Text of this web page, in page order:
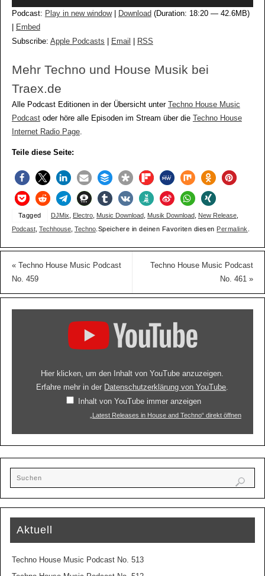
Podcast: Play in new window| Download (Duration: 18:20 — 42.6MB)
Embed
Subscribe: Apple Podcasts Email RSS
Mehr Techno und House Musik bei
Traex.de
Alle Podcast Editionen in der Übersicht unter Techno House Music
Podcastoder höre alle Episoden im Stream über die Techno House
Internet Radio Page.
Teile diese Seite:
Tagged DJMix Electro, Music Download, Musik Download, New Release,
Podcast, Techhouse, Techno. Speichere in deinen Favoriten diesen Permalink
«Techno House Music Podcast
No. 459
Techno House Music Podcast
No. 461»
Hier klicken, um den Inhalt von YouTube anzuzeigen.
Erfahre mehr in der Datenschutzerklärung von YouTube.
Inhalt von YouTube immer anzeigen
„Latest Releases in House and Techno“ direkt öffnen
Aktuell
Techno House Music Podcast No. 513